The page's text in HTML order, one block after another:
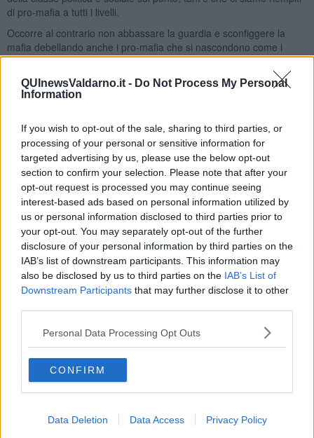
QUInewsValdarno.it - Do Not Process My Personal
Information
If you wish to opt-out of the sale, sharing to third parties, or
processing of your personal or sensitive information for
targeted advertising by us, please use the below opt-out
section to confirm your selection. Please note that after your
opt-out request is processed you may continue seeing
interest-based ads based on personal information utilized by
us or personal information disclosed to third parties prior to
your opt-out. You may separately opt-out of the further
disclosure of your personal information by third parties on the
IAB’s list of downstream participants. This information may
also be disclosed by us to third parties on the IAB’s List of
Downstream Participants that may further disclose it to other
Personal Data Processing Opt Outs
CONFIRM
Data Deletion Data Access Privacy Policy
di pro-mafia a tutti i livelli.
Occorre al contrario non abbassare la guardia e sconfiggere la
mafia debellando anche i pro-mafia che si nascondono come i
deviati in mezzo a noi.
Salvatore Calleri
Se vuoi leggere le notizie principali della Toscana iscriviti alla
Newsletter QUInews - ToscanaMedia.Arriva gratis tutti i giorni
alle 20:00 direttamente nella tua casella di posta.
Basta cliccareQUI
Ti potrebbe interessare anche:
Articoli dal Blog “Legalità e non solo” di Salvatore Calleri
Il “dopo” Matteo Messina Denaro
Serve un esercito europeo
I superbonus rischiano di favorire la mafia
Occorre potenziare il controllo del territorio
​Nuovi scenari narcos a Firenze?
Alla 'ndrangheta piace la Toscana
La "Dichiarazione di Vallombrosa"